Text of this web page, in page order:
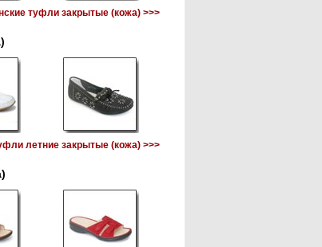
туфли закрытые (кожа) >>>
летние закрытые (кожа) >>>